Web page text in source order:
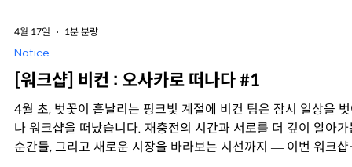
컨스캐너 '일본 커스터마이징' 1조: 드래곤 사쿠라 오마주 '비컨
라' 4조: 직접 사쿠라가 되어보았습니다. 비컨 '사쿠라즈' 4인방
료들의 숨겨진 모습이 하나